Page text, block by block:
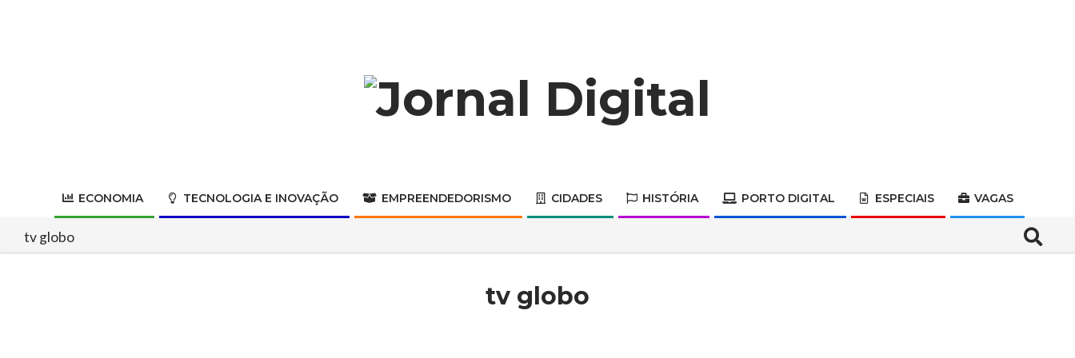
Digital
Primary
ECONOMIA TECNOLOGIA E INOVAÇÃO EMPREENDEDORISMO CIDADES HISTÓRIA PORTO DIGITAL ESPECIAIS VAGAS
tv globo Search
tv globo